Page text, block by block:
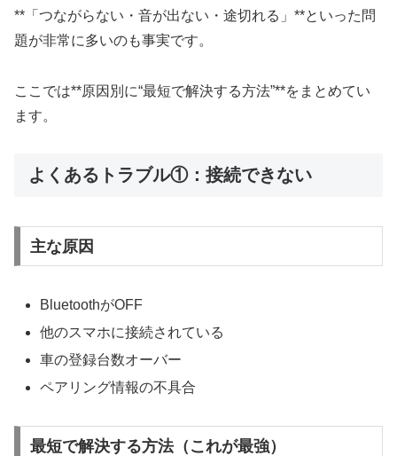
**「つながらない・音が出ない・途切れる」**といった問
題が非常に多いのも事実です。
ここでは**原因別に“最短で解決する方法”**をまとめてい
ます。
よくあるトラブル①：接続できない
主な原因
BluetoothがOFF
他のスマホに接続されている
車の登録台数オーバー
ペアリング情報の不具合
最短で解決する方法（これが最強）